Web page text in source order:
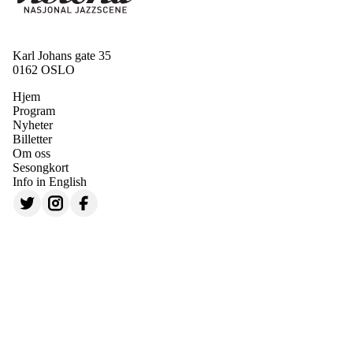
Karl Johans gate 35
0162 OSLO
Hjem
Program
Nyheter
Billetter
Om oss
Sesongkort
Info in English